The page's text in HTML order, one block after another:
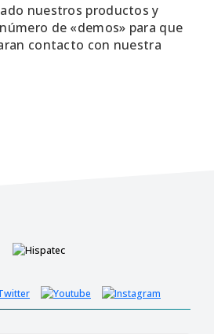
nuestros productos y
de «demos» para que
contacto con nuestra